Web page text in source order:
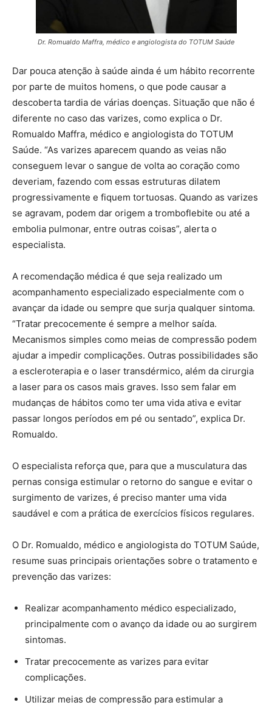
Dr. Romualdo Maffra, médico e angiologista do TOTUM Saúde
Dar pouca atenção à saúde ainda é um hábito recorrente
por parte de muitos homens, o que pode causar a
descoberta tardia de várias doenças. Situação que não é
diferente no caso das varizes, como explica o Dr.
Romualdo Maffra, médico e angiologista do TOTUM
Saúde. “As varizes aparecem quando as veias não
conseguem levar o sangue de volta ao coração como
deveriam, fazendo com essas estruturas dilatem
progressivamente e fiquem tortuosas. Quando as varizes
se agravam, podem dar origem a tromboflebite ou até a
embolia pulmonar, entre outras coisas”, alerta o
especialista.
A recomendação médica é que seja realizado um
acompanhamento especializado especialmente com o
avançar da idade ou sempre que surja qualquer sintoma.
“Tratar precocemente é sempre a melhor saída.
Mecanismos simples como meias de compressão podem
ajudar a impedir complicações. Outras possibilidades são
a escleroterapia e o laser transdérmico, além da cirurgia
a laser para os casos mais graves. Isso sem falar em
mudanças de hábitos como ter uma vida ativa e evitar
passar longos períodos em pé ou sentado”, explica Dr.
Romualdo.
O especialista reforça que, para que a musculatura das
pernas consiga estimular o retorno do sangue e evitar o
surgimento de varizes, é preciso manter uma vida
saudável e com a prática de exercícios físicos regulares.
O Dr. Romualdo, médico e angiologista do TOTUM Saúde,
resume suas principais orientações sobre o tratamento e
prevenção das varizes:
Realizar acompanhamento médico especializado,
principalmente com o avanço da idade ou ao surgirem
sintomas.
Tratar precocemente as varizes para evitar
complicações.
Utilizar meias de compressão para estimular a